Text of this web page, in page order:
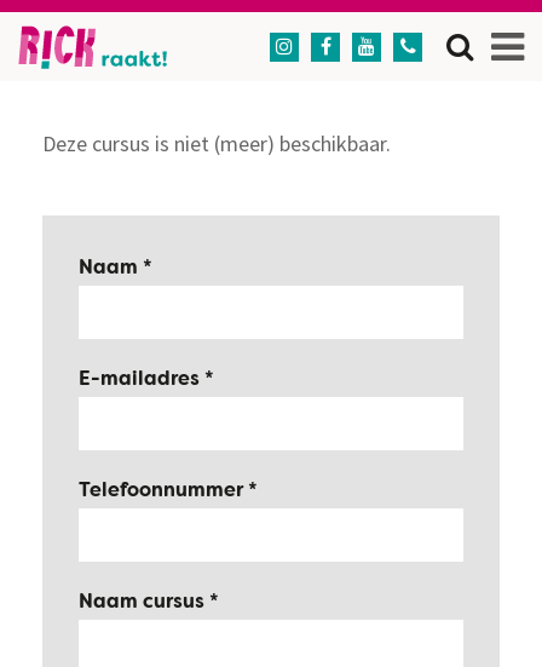
   
Deze cursus is niet (meer) beschikbaar.
Naam
E-mailadres
Telefoonnummer
Naam cursus